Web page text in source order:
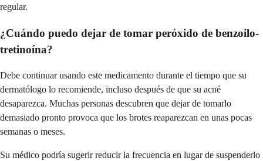
regular.
¿Cuándo puedo dejar de tomar peróxido de benzoilo-
tretinoína?
Debe continuar usando este medicamento durante el tiempo que su
dermatólogo lo recomiende, incluso después de que su acné
desaparezca. Muchas personas descubren que dejar de tomarlo
demasiado pronto provoca que los brotes reaparezcan en unas pocas
semanas o meses.
Su médico podría sugerir reducir la frecuencia en lugar de suspenderlo